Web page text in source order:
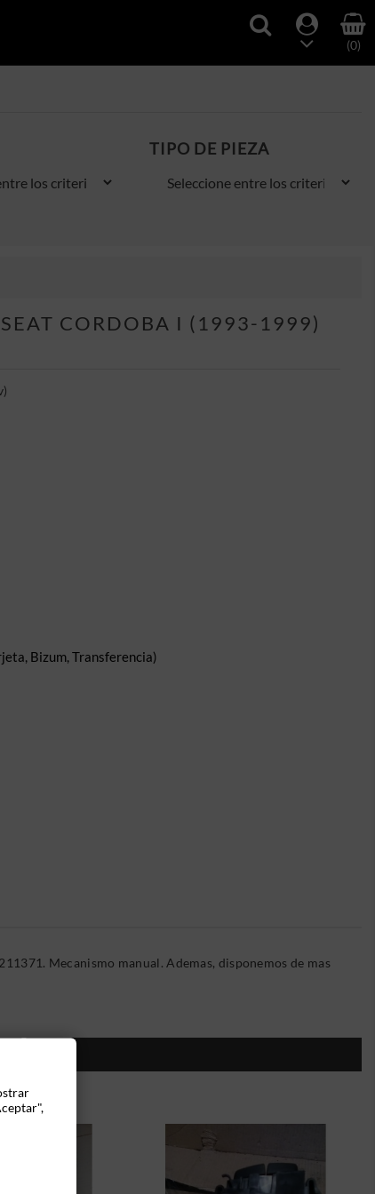
(0)
TIPO DE PIEZA
CORDOBA I (1993-1999)
Bizum, Transferencia)
Mecanismo manual. Ademas, disponemos de mas